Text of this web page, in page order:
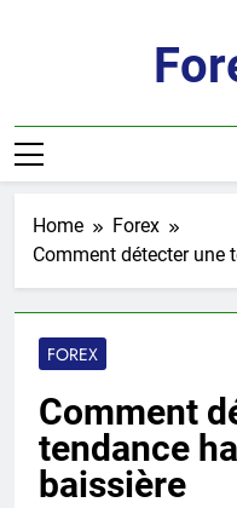
Home
Forex
Comment détecter une
FOREX
Comment
tendance
baissière